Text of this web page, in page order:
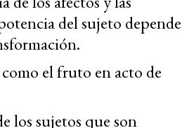
del sujeto depende
el fruto en acto de
los sujetos que son